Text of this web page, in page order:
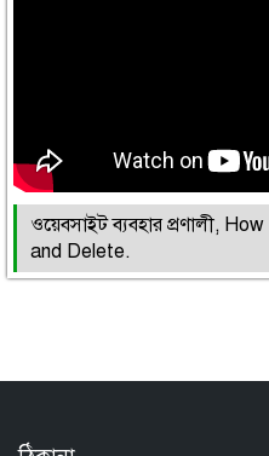
ওয়েবসাইট ব্যবহার প্রণালী,
and Delete.